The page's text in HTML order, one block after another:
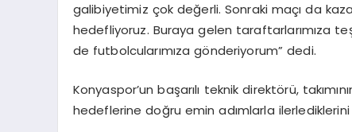
galibiyetimiz çok değerli. Sonraki maçı da
hedefliyoruz. Buraya gelen taraftarlarımıza
de futbolcularımıza gönderiyorum” dedi.
Konyaspor’un başarılı teknik direktörü,
hedeflerine doğru emin adımlarla ilerlediklerini